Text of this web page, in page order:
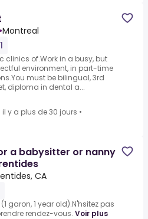
•Montreal
clinics of.Work in a busy, but
environment, in part-time
must be bilingual, 3rd
diploma in dental a...
il y a plus de 30 jours •
a babysitter or nanny
CA
garon, 1 year old).N'hsitez pas
rendez-vous. Voir plus